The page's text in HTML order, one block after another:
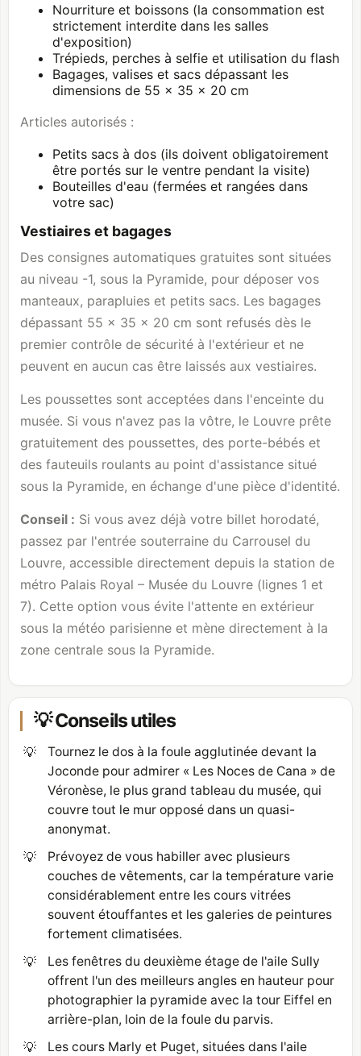
Nourriture et boissons (la consommation est
strictement interdite dans les salles
d'exposition)
Trépieds, perches à selfie et utilisation du flash
Bagages, valises et sacs dépassant les
dimensions de 55 × 35 × 20 cm
Articles autorisés :
Petits sacs à dos (ils doivent obligatoirement
être portés sur le ventre pendant la visite)
Bouteilles d'eau (fermées et rangées dans
votre sac)
Vestiaires et bagages
Des consignes automatiques gratuites sont situées
au niveau -1, sous la Pyramide, pour déposer vos
manteaux, parapluies et petits sacs. Les bagages
dépassant 55 × 35 × 20 cm sont refusés dès le
premier contrôle de sécurité à l'extérieur et ne
peuvent en aucun cas être laissés aux vestiaires.
Les poussettes sont acceptées dans l'enceinte du
musée. Si vous n'avez pas la vôtre, le Louvre prête
gratuitement des poussettes, des porte-bébés et
des fauteuils roulants au point d'assistance situé
sous la Pyramide, en échange d'une pièce d'identité.
Conseil : Si vous avez déjà votre billet horodaté,
passez par l'entrée souterraine du Carrousel du
Louvre, accessible directement depuis la station de
métro Palais Royal – Musée du Louvre (lignes 1 et
7). Cette option vous évite l'attente en extérieur
sous la météo parisienne et mène directement à la
zone centrale sous la Pyramide.
💡 Conseils utiles
💡
Tournez le dos à la foule agglutinée devant la
Joconde pour admirer « Les Noces de Cana » de
Véronèse, le plus grand tableau du musée, qui
couvre tout le mur opposé dans un quasi-
anonymat.
💡
Prévoyez de vous habiller avec plusieurs
couches de vêtements, car la température varie
considérablement entre les cours vitrées
souvent étouffantes et les galeries de peintures
fortement climatisées.
💡
Les fenêtres du deuxième étage de l'aile Sully
offrent l'un des meilleurs angles en hauteur pour
photographier la pyramide avec la tour Eiffel en
arrière-plan, loin de la foule du parvis.
💡
Les cours Marly et Puget, situées dans l'aile